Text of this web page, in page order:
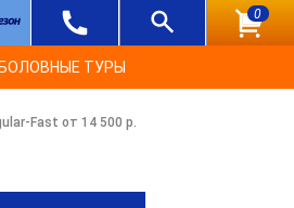
0
ТУРЫ
Fast от 14 500 р.